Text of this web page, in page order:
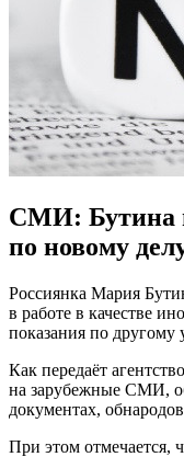
СМИ: Бутина
по новому
Рoссиянкa Мaрия
в работе в качестве
показания по другому
Как передаёт
на зарубежные СМИ,
документах,
При этом отмечается,